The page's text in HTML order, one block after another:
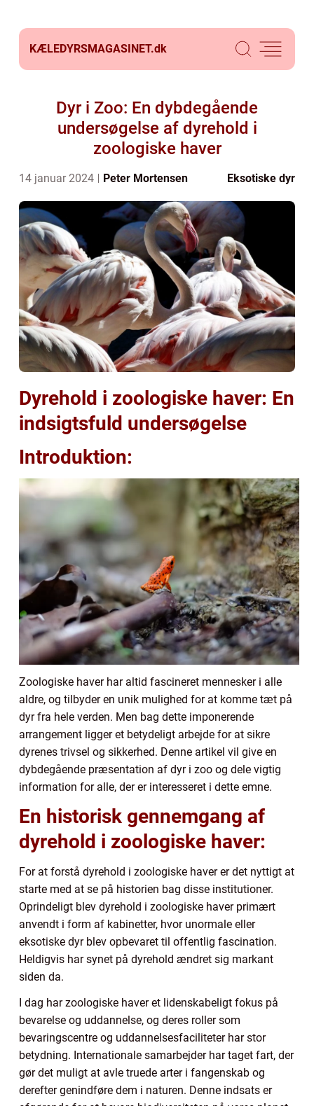
KÆLEDYRSMAGASINET.dk
Dyr i Zoo: En dybdegående
undersøgelse af dyrehold i
zoologiske haver
14 januar 2024 Peter Mortensen Eksotiske dyr
Dyrehold i zoologiske haver: En
indsigtsfuld undersøgelse
Introduktion:
Zoologiske haver har altid fascineret mennesker i alle
aldre, og tilbyder en unik mulighed for at komme tæt på
dyr fra hele verden. Men bag dette imponerende
arrangement ligger et betydeligt arbejde for at sikre
dyrenes trivsel og sikkerhed. Denne artikel vil give en
dybdegående præsentation af dyr i zoo og dele vigtig
information for alle, der er interesseret i dette emne.
En historisk gennemgang af
dyrehold i zoologiske haver:
For at forstå dyrehold i zoologiske haver er det nyttigt at
starte med at se på historien bag disse institutioner.
Oprindeligt blev dyrehold i zoologiske haver primært
anvendt i form af kabinetter, hvor unormale eller
eksotiske dyr blev opbevaret til offentlig fascination.
Heldigvis har synet på dyrehold ændret sig markant
siden da.
I dag har zoologiske haver et lidenskabeligt fokus på
bevarelse og uddannelse, og deres roller som
bevaringscentre og uddannelsesfaciliteter har stor
betydning. Internationale samarbejder har taget fart, der
gør det muligt at avle truede arter i fangenskab og
derefter genindføre dem i naturen. Denne indsats er